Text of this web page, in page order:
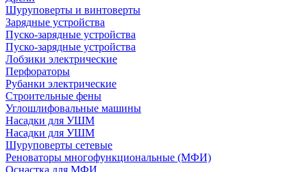
Шуруповерты и винтоверты
Зарядные устройства
Пуско-зарядные устройства
Пуско-зарядные устройства
Лобзики электрические
Перфораторы
Рубанки электрические
Строительные фены
Углошлифовальные машины
Насадки для УШМ
Насадки для УШМ
Шуруповерты сетевые
Реноваторы многофункциональные (МФИ)
Оснастка для МФИ